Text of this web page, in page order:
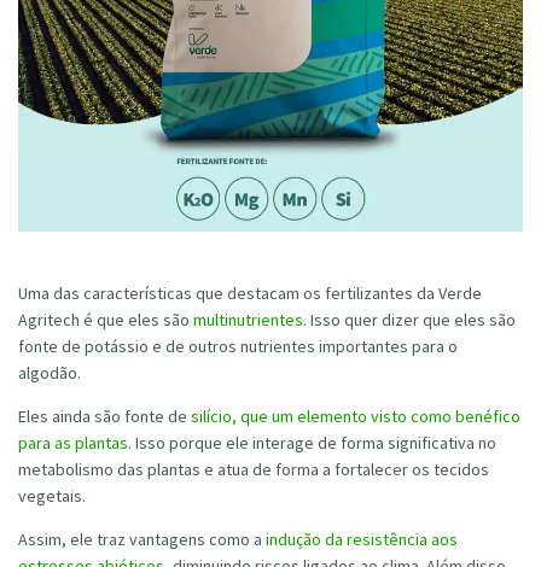
Uma das características que destacam os fertilizantes da Verde
Agritech é que eles são multinutrientes. Isso quer dizer que eles são
fonte de potássio e de outros nutrientes importantes para o
algodão.
Eles ainda são fonte de silício, que um elemento visto como benéfico
para as plantas. Isso porque ele interage de forma significativa no
metabolismo das plantas e atua de forma a fortalecer os tecidos
vegetais.
Assim, ele traz vantagens como a indução da resistência aos